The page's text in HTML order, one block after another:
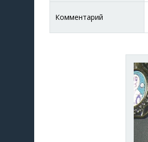
Комментарий